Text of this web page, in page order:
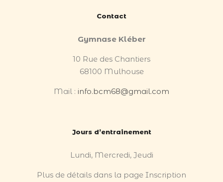
Contact
Gymnase Kléber
10 Rue des Chantiers
68100 Mulhouse
Mail : info.bcm68@gmail.com
Jours d’entrainement
Lundi, Mercredi, Jeudi
Plus de détails dans la page Inscription